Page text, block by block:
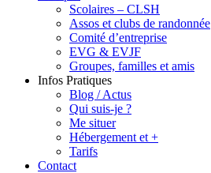
Scolaires – CLSH
Assos et clubs de randonnée
Comité d’entreprise
EVG & EVJF
Groupes, familles et amis
Infos Pratiques
Blog / Actus
Qui suis-je ?
Me situer
Hébergement et +
Tarifs
Contact